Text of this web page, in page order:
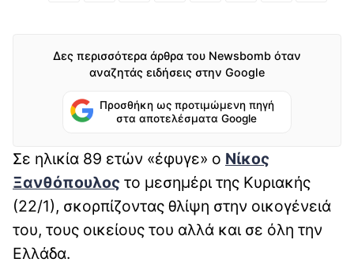
Δες περισσότερα άρθρα του Newsbomb όταν
αναζητάς ειδήσεις στην Google
Προσθήκη ως προτιμώμενη πηγή
στα αποτελέσματα Google
Σε ηλικία 89 ετών «έφυγε» ο Νίκος
Ξανθόπουλος το μεσημέρι της Κυριακής
(22/1), σκορπίζοντας θλίψη στην οικογένειά
του, τους οικείους του αλλά και σε όλη την
Ελλάδα.